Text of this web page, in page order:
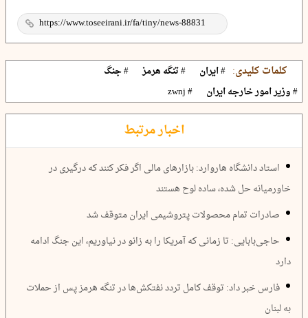
کلمات کلیدی: # ایران # تنگه هرمز
# جنگ
# وزیر امور خارجه ایران
# zwnj
اخبار مرتبط
استاد دانشگاه هاروارد: بازار‌های مالی اگر فکر کنند که درگیری در
خاورمیانه حل شده، ساده لوح هستند
صادرات تمام محصولات پتروشیمی ایران متوقف شد
حاجی‌بابایی: تا زمانی که آمریکا را به زانو در نیاوریم، این جنگ ادامه
دارد
فارس خبر داد: توقف کامل تردد نفتکش‌ها در تنگه هرمز پس از حملات
به لبنان